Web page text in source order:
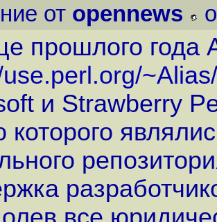
от opennews
прошлого года
и Strawberry
которого